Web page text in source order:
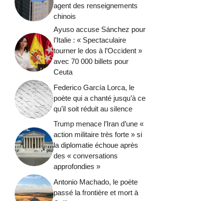
agent des renseignements
chinois
Ayuso accuse Sánchez pour
l’Italie : « Spectaculaire
tourner le dos à l’Occident »
avec 70 000 billets pour
Ceuta
Federico García Lorca, le
poète qui a chanté jusqu’à ce
qu’il soit réduit au silence
Trump menace l’Iran d’une «
action militaire très forte » si
la diplomatie échoue après
des « conversations
approfondies »
Antonio Machado, le poète
passé la frontière et mort à